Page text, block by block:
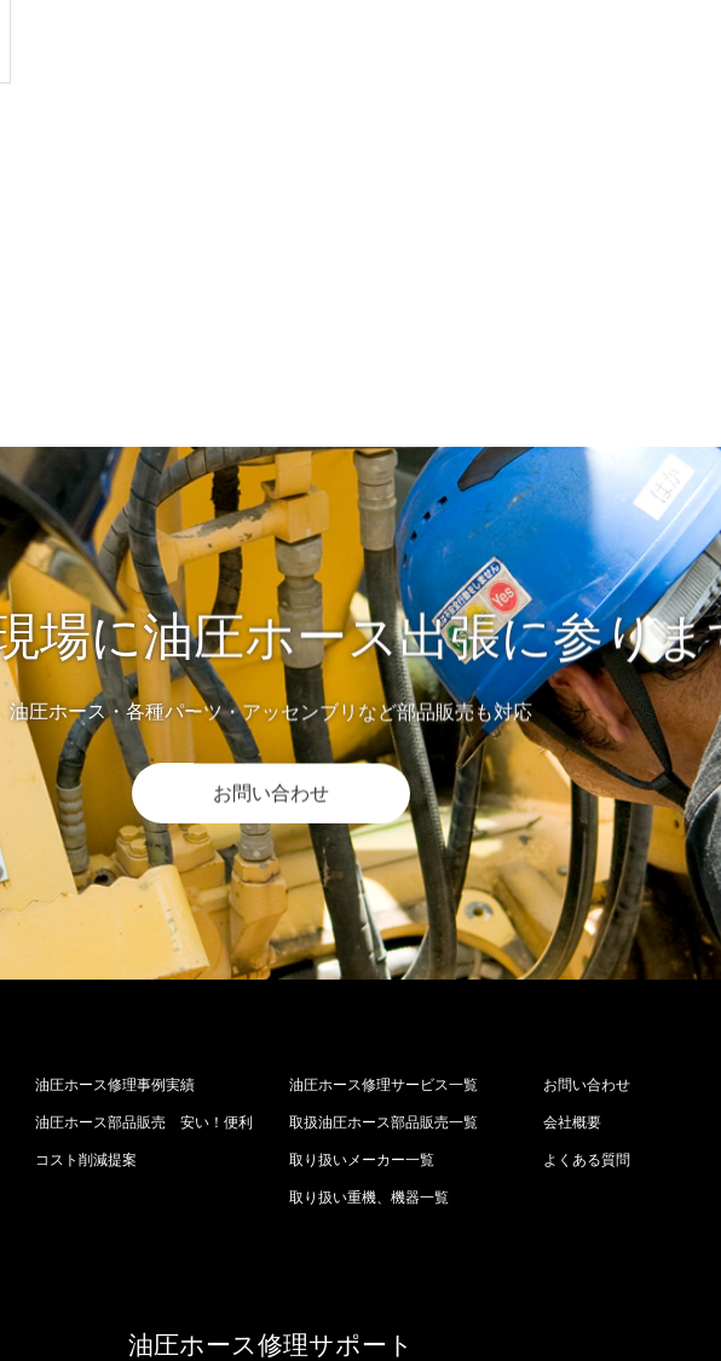
場に油圧ホース出張に参りま
油圧ホース・各種パーツ・アッセンブリなど部品販売も対応
お問い合わせ
油圧ホース修理事例実績
油圧ホース部品販売 安い！便利
コスト削減提案
油圧ホース修理サービス一覧
取扱油圧ホース部品販売一覧
取り扱いメーカー一覧
取り扱い重機、機器一覧
お問い合わせ
会社概要
よくある質問
油圧ホース修理サポート